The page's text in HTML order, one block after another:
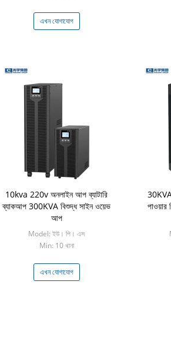
এখন যোগাযোগ
10kva 220v অনলাইন আপ ব্যাটারি
ব্যাকআপ 300KVA বিশুদ্ধ সাইন ওয়েভ
আপ
Model: ইউ। পি। এস
Min: 10 খানা
এখন যোগাযোগ